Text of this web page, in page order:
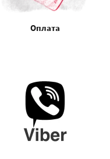
Оплата